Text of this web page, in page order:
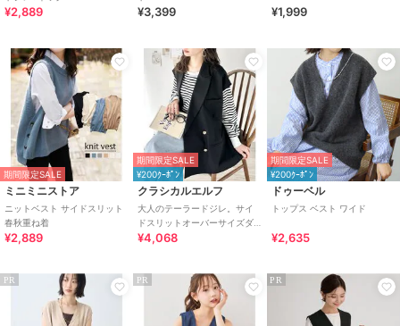
¥2,889 ¥3,399 ¥1,999
期間限定SALE
ミニミニストア
ニットベスト サイドスリット
春秋重ね着
¥2,889
期間限定SALE
¥200ｸｰﾎﾟﾝ
クラシカルエルフ
大人のテーラードジレ。サイ
ドスリットオーバーサイズダ
ブルベスト
¥4,068
期間限定SALE
¥200ｸｰﾎﾟﾝ
ドゥーベル
トップス ベスト ワイド
¥2,635
PR PR PR